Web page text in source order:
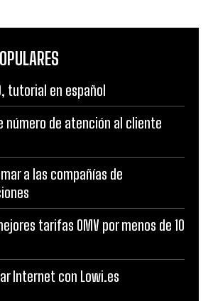
tutorial en español
número de atención al cliente
a las compañías de
tarifas OMV por menos de 10
Internet con Lowi.es